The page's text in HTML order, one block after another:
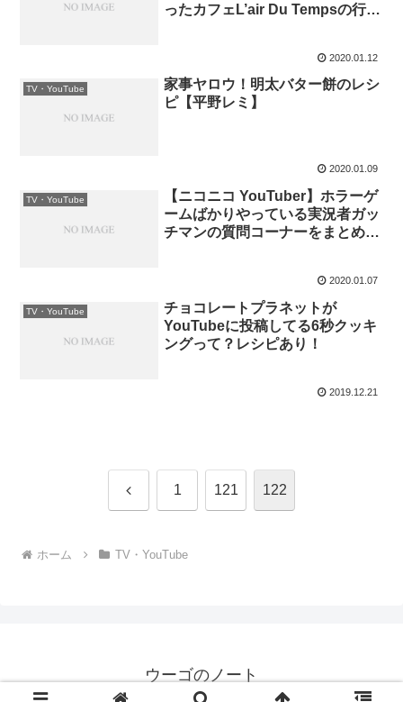
ったカフェL’air Du Tempsの行き
2020.01.12
TV・YouTube
家事ヤロウ！明太バター餅のレシ
ピ【平野レミ】
2020.01.09
TV・YouTube
【ニコニコ YouTuber】ホラーゲ
ームばかりやっている実況者ガッ
チマンの質問コーナーをまとめて
2020.01.07
TV・YouTube
チョコレートプラネットが
YouTubeに投稿してる6秒クッキ
ングって？レシピあり！
2019.12.21
前 1 121 122
ホーム TV・YouTube
ウーゴのノート